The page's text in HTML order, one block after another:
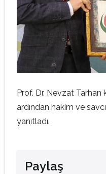
Prof. Dr. Nevzat Tarhan
ardından hakim ve
yanıtladı.
Paylaş